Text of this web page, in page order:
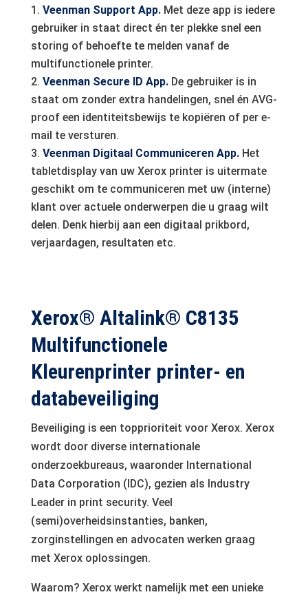
Veenman Support App.Met deze app is iedere
gebruiker in staat direct én ter plekke snel een
storing of behoefte te melden vanaf de
multifunctionele printer.
Veenman Secure ID App.De gebruiker is in
staat om zonder extra handelingen, snel én AVG-
proof een identiteitsbewijs te kopiëren of per e-
mail te versturen.
Veenman Digitaal Communiceren App.Het
tabletdisplay van uw Xerox printer is uitermate
geschikt om te communiceren met uw (interne)
klant over actuele onderwerpen die u graag wilt
delen. Denk hierbij aan een digitaal prikbord,
verjaardagen, resultaten etc.
Xerox® Altalink® C8135
Multifunctionele
Kleurenprinter printer- en
databeveiliging
Beveiliging is een topprioriteit voor Xerox. Xerox
wordt door diverse internationale
onderzoekbureaus, waaronder International
Data Corporation (IDC), gezien als Industry
Leader in print security. Veel
(semi)overheidsinstanties, banken,
zorginstellingen en advocaten werken graag
met Xerox oplossingen.
Waarom? Xerox werkt namelijk met een unieke